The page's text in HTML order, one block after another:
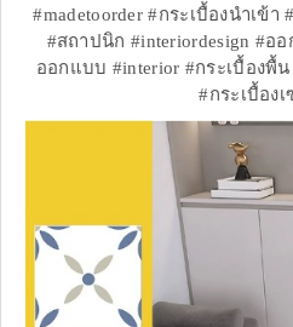
#madetoorder #กระเบื้องนำเข้า
#สถาปนิก #interiordesign #อ
ออกแบบ #interior #กระเบื้องพื้น
#กระเบื้อง